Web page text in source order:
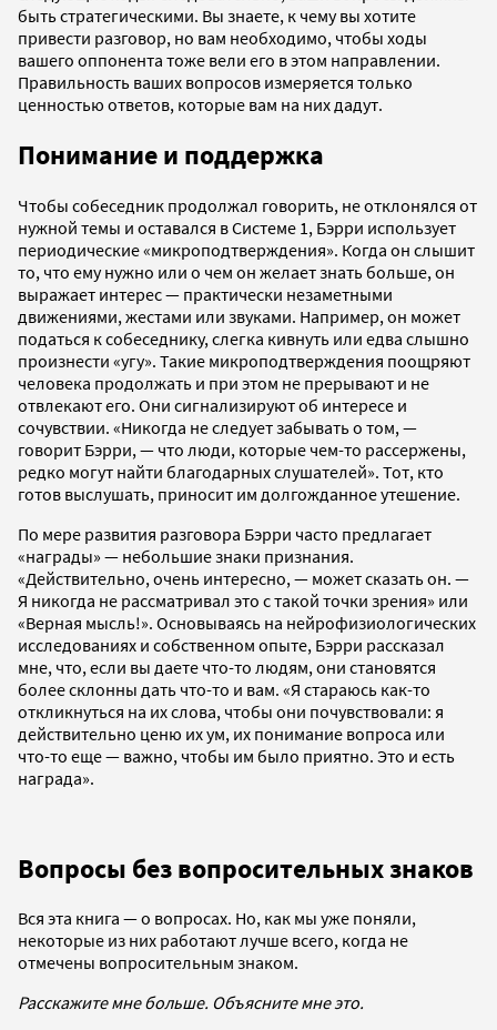
быть стратегическими. Вы знаете, к чему вы хотите
привести разговор, но вам необходимо, чтобы ходы
вашего оппонента тоже вели его в этом направлении.
Правильность ваших вопросов измеряется только
ценностью ответов, которые вам на них дадут.
Понимание и поддержка
Чтобы собеседник продолжал говорить, не отклонялся от
нужной темы и оставался в Системе 1, Бэрри использует
периодические «микроподтверждения». Когда он слышит
то, что ему нужно или о чем он желает знать больше, он
выражает интерес — практически незаметными
движениями, жестами или звуками. Например, он может
податься к собеседнику, слегка кивнуть или едва слышно
произнести «угу». Такие микроподтверждения поощряют
человека продолжать и при этом не прерывают и не
отвлекают его. Они сигнализируют об интересе и
сочувствии. «Никогда не следует забывать о том, —
говорит Бэрри, — что люди, которые чем-то рассержены,
редко могут найти благодарных слушателей». Тот, кто
готов выслушать, приносит им долгожданное утешение.
По мере развития разговора Бэрри часто предлагает
«награды» — небольшие знаки признания.
«Действительно, очень интересно, — может сказать он. —
Я никогда не рассматривал это с такой точки зрения» или
«Верная мысль!». Основываясь на нейрофизиологических
исследованиях и собственном опыте, Бэрри рассказал
мне, что, если вы даете что-то людям, они становятся
более склонны дать что-то и вам. «Я стараюсь как-то
откликнуться на их слова, чтобы они почувствовали: я
действительно ценю их ум, их понимание вопроса или
что-то еще — важно, чтобы им было приятно. Это и есть
награда».
Вопросы без вопросительных знаков
Вся эта книга — о вопросах. Но, как мы уже поняли,
некоторые из них работают лучше всего, когда не
отмечены вопросительным знаком.
Расскажите мне больше. Объясните мне это.